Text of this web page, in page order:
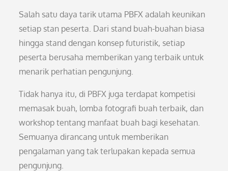
Salah satu daya tarik utama PBFX adalah keunikan
setiap stan peserta. Dari stand buah-buahan biasa
hingga stand dengan konsep futuristik, setiap
peserta berusaha memberikan yang terbaik untuk
menarik perhatian pengunjung.
Tidak hanya itu, di PBFX juga terdapat kompetisi
memasak buah, lomba fotografi buah terbaik, dan
workshop tentang manfaat buah bagi kesehatan.
Semuanya dirancang untuk memberikan
pengalaman yang tak terlupakan kepada semua
pengunjung.